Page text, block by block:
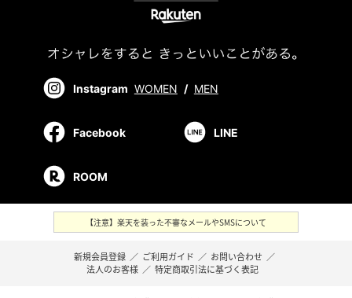
Instagram WOMEN / MEN
Facebook LINE
ROOM
【注意】楽天を装った不審なメールやSMSについて
新規会員登録 ／ ご利用ガイド ／ お問い合わせ ／
法人のお客様 ／ 特定商取引法に基づく表記